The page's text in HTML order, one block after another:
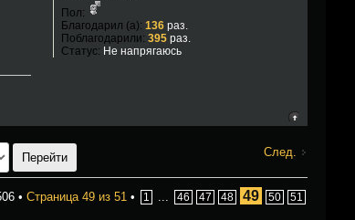
Пол:
Благодарил (а): 136раз.
Поблагодарили: 395раз.
Статус: Не напрягаюсь
След.
• Страница 49 из 51 • 1 46 47 48 49 50 51